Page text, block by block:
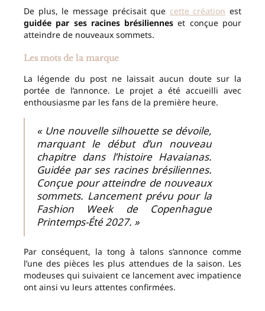
De plus, le message précisait que cette création est
guidée par ses racines brésiliennes et conçue pour
atteindre de nouveaux sommets.
Les mots de la marque
La légende du post ne laissait aucun doute sur la
portée de l’annonce. Le projet a été accueilli avec
enthousiasme par les fans de la première heure.
« Une nouvelle silhouette se dévoile,
marquant le début d’un nouveau
chapitre dans l’histoire Havaianas.
Guidée par ses racines brésiliennes.
Conçue pour atteindre de nouveaux
sommets. Lancement prévu pour la
Fashion Week de Copenhague
Printemps-Été 2027. »
Par conséquent, la tong à talons s’annonce comme
l’une des pièces les plus attendues de la saison. Les
modeuses qui suivaient ce lancement avec impatience
ont ainsi vu leurs attentes confirmées.